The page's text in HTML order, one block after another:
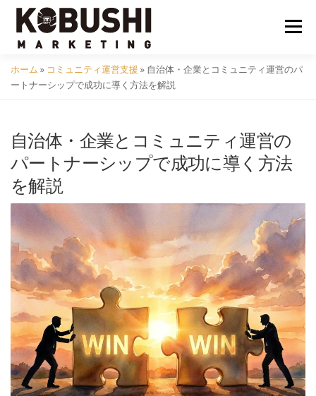
メニュ
会社概要 採用 クラフトビール
コミュニティ サービス 問い合わせ
ホーム » コミュニティ運営支援 » 自治体・企業とコミュニティ運営のパ
ートナーシップで成功に導く方法を解説
自治体・企業とコミュニティ運営の
パートナーシップで成功に導く方法
を解説